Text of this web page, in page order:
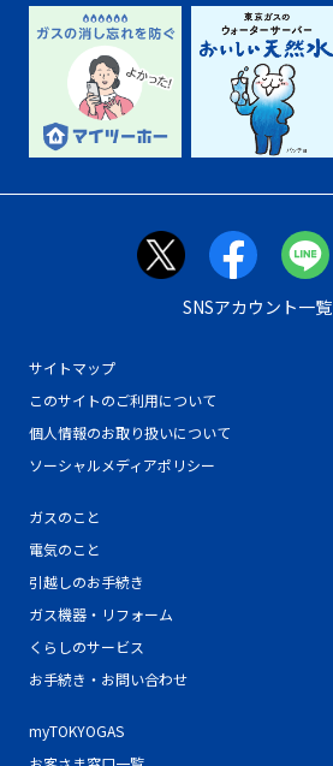
サイトマップ
このサイトのご利用について
個人情報のお取り扱いについて
ソーシャルメディアポリシー
ガスのこと
電気のこと
引越しのお手続き
ガス機器・リフォーム
くらしのサービス
お手続き・お問い合わせ
myTOKYOGAS
SNSアカウント一覧